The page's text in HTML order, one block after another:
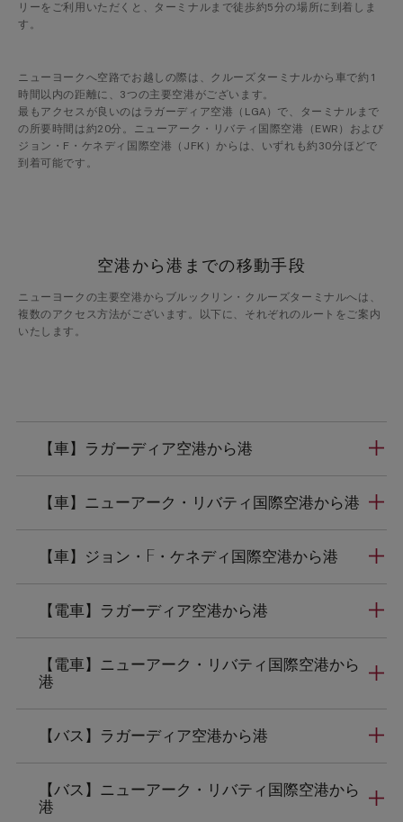
リーをご利用いただくと、ターミナルまで徒歩約5分の場所に到着しま
す。
ニューヨークへ空路でお越しの際は、クルーズターミナルから車で約1
時間以内の距離に、3つの主要空港がございます。
最もアクセスが良いのはラガーディア空港（LGA）で、ターミナルまで
の所要時間は約20分。ニューアーク・リバティ国際空港（EWR）および
ジョン・F・ケネディ国際空港（JFK）からは、いずれも約30分ほどで
到着可能です。
空港から港までの移動手段
ニューヨークの主要空港からブルックリン・クルーズターミナルへは、
複数のアクセス方法がございます。以下に、それぞれのルートをご案内
いたします。
【車】ラガーディア空港から港
【車】ニューアーク・リバティ国際空港から港
【車】ジョン・F・ケネディ国際空港から港
【電車】ラガーディア空港から港
【電車】ニューアーク・リバティ国際空港から
港
【バス】ラガーディア空港から港
【バス】ニューアーク・リバティ国際空港から
港